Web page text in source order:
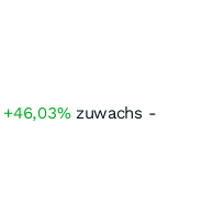
+46,03%zuwachs -